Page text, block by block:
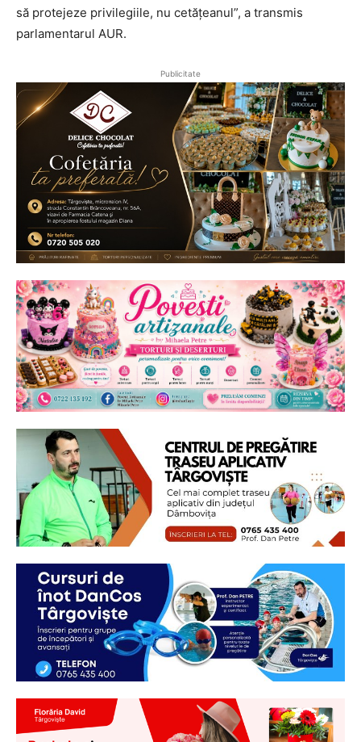
să protejeze privilegiile, nu cetățeanul”, a transmis
parlamentarul AUR.
Publicitate